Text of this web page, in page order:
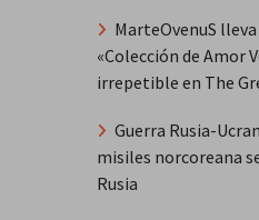
MarteOvenuS
«Colección de Amor
irrepetible en The
Guerra Rusia-
misiles norcoreana
Rusia